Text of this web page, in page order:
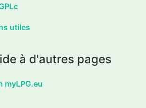
utiles
à d'autres pages
myLPG.eu